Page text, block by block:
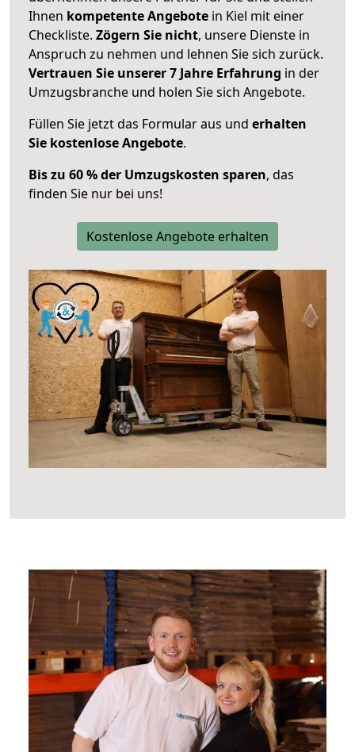
Ihnen kompetente Angebote in Kiel mit einer
Checkliste. Zögern Sie nicht, unsere Dienste in
Anspruch zu nehmen und lehnen Sie sich zurück.
Vertrauen Sie unserer 7 Jahre Erfahrung in der
Umzugsbranche und holen Sie sich Angebote.
Füllen Sie jetzt das Formular aus und erhalten
Sie kostenlose Angebote.
Bis zu 60 % der Umzugskosten sparen, das
finden Sie nur bei uns!
Kostenlose Angebote erhalten